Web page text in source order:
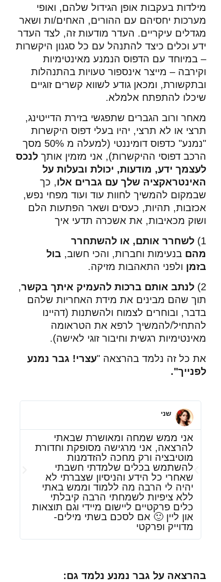
מילדות בעקבות אופן הגידול שלהם, ואופי
מערכות יחסיהם עם ההורים, האחים/ות ושאר
מגדלים עיקריים. העדר מודעות זה, לצד העדר
ידע וכלים כיצד להתנהל עם כל סגנון היקשרות
– במיוחד עם הדפוס הנמנע מאינטימיות
וקירבה – מייצר אינספור טעויות בהתנהלות
ובתקשורת, ומכאן גודע לשווא קשרים זוגיים
שיכלו להתפתח אלמלא.
מאחר ורוב הגברים שתפגשי בזירת הדייטינג,
תרצי או לא תרצי, יהיו בעלי דפוס היקשרות
"נמנע" כדפוס דומיננטי (למעלה מ 50% מסך
הרכב דפוסי ההיקשרות), אני מזמין אותך לנכס
לעצמך ידע, מודעות, יכולת ובעלות על
האינטראקציה שלך עם גברים אלו, כך
שבמקום להמשיך לחוות עוד ועוד מפחי נפש,
אכזבות, תהיות, כעסים ושאר הפתעות הלם
ושוק מכאיבות, את אשכרה תדעי איך
1)
לשחרר אותם, או להשתחרר
מהם בנעימות וחברות, והכי חשוב, בול
בזמן ולפני התאהבות מזיקה.
2)
לנתב אותם ברכות להעמיק איתך בקשר,
תוך שהם מבינים את מידת האחריות שלהם
בדבר, ובוחרים לצמוח ולהשתנות (דהיינו
להתחיל/להמשיך לרפא את הטראומה
מאינטימיות רגשית וחיבור זוגי לאישה).
את כל זה נלמד בהרצאה "עצרי! גבר נמנע
לפנייך".
שני
אני ממש שמחה ומאושרת שבאתי
להרצאה, אני מרגישה מסופקת וחדורת
מוטיבציה ורק מחכה להזדמנות
להשתמש בכלים שלמדתי חשבתי
שאחרי כל הידע והניסיון שצברתי לא
יהיה לי הרבה מה ללמוד וממש באתי
ללא ציפיות לשמחתי הרבה קיבלתי
כלים פרקטיים ליישום מיידי וגם תוצאות
און ליין 🙂 אם לסכם בשתי מילים-
מדוייק ופרקטי
בהרצאה על גבר נמנע נלמד גם: